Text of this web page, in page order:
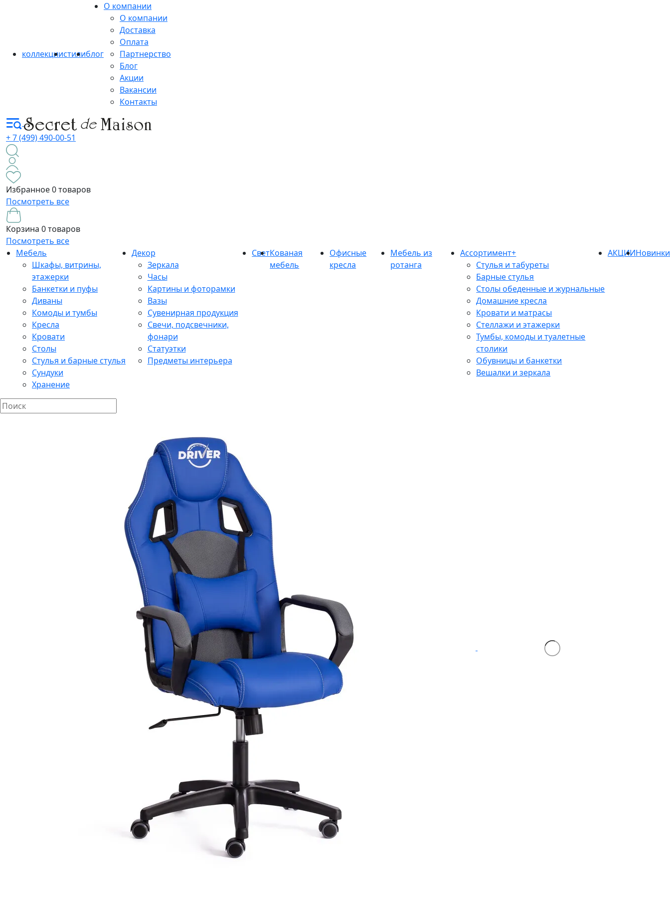
коллекциистилиблог
О компании
О компании
Доставка
Оплата
Партнерство
Блог
Акции
Вакансии
Контакты
+ 7 (499) 490-00-51
Избранное0 товаров
Посмотреть все
Корзина 0 товаров
Посмотреть все
Мебель
Шкафы, витрины,
этажерки
Банкетки и пуфы
Диваны
Комоды и тумбы
Кресла
Кровати
Столы
Стулья и барные стулья
Сундуки
Хранение
Декор
Зеркала
Часы
Картины и фоторамки
Вазы
Сувенирная продукция
Свечи, подсвечники,
фонари
Статуэтки
Предметы интерьера
СветКованая
мебель
Офисные
кресла
Мебель из
ротанга
Ассортимент+
Стулья и табуреты
Барные стулья
Столы обеденные и журнальные
Домашние кресла
Кровати и матрасы
Стеллажи и этажерки
Тумбы, комоды и туалетные
столики
Обувницы и банкетки
Вешалки и зеркала
АКЦИИНовинки